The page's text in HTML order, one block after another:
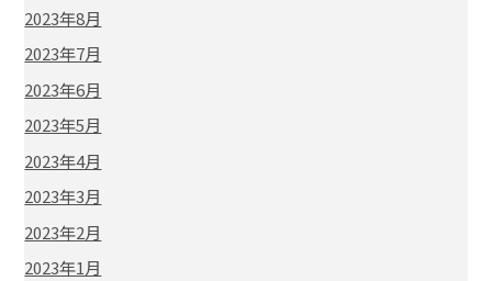
2023年8月
2023年7月
2023年6月
2023年5月
2023年4月
2023年3月
2023年2月
2023年1月